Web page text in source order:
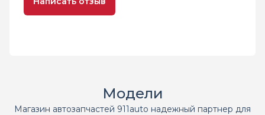
Модели
Магазин автозапчастей 911auto надежный партнер для